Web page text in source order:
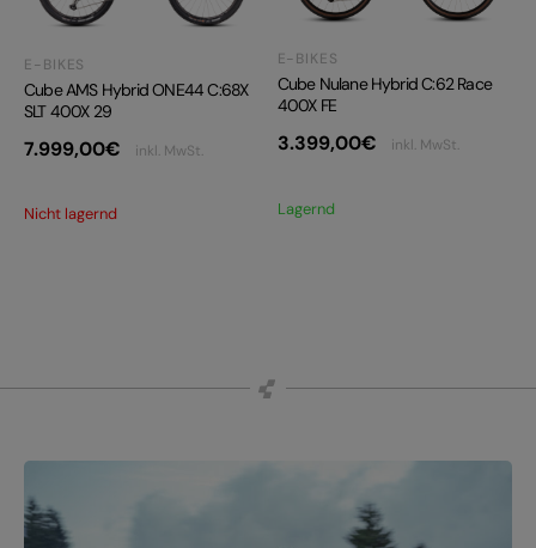
E-BIKES
Cube AMS Hybrid ONE44 C:68X
SLT 400X 29
7.999,00€ inkl. MwSt.
Nicht lagernd
E-BIKES
Cube Nulane Hybrid C:62 Race
400X FE
3.399,00€ inkl. MwSt.
Lagernd